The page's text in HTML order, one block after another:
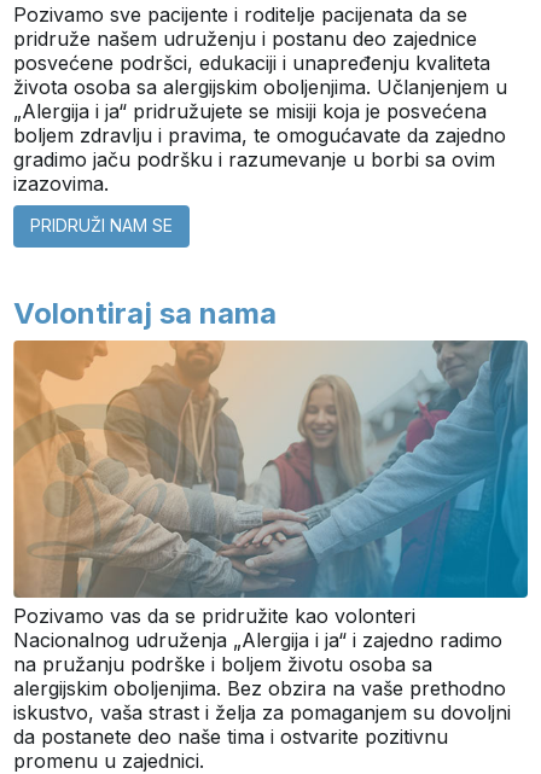
Pozivamo sve pacijente i roditelje pacijenata da se
pridruže našem udruženju i postanu deo zajednice
posvećene podršci, edukaciji i unapređenju kvaliteta
života osoba sa alergijskim oboljenjima. Učlanjenjem u
„Alergija i ja“ pridružujete se misiji koja je posvećena
boljem zdravlju i pravima, te omogućavate da zajedno
gradimo jaču podršku i razumevanje u borbi sa ovim
izazovima.
PRIDRUŽI NAM SE
Volontiraj sa nama
Pozivamo vas da se pridružite kao volonteri
Nacionalnog udruženja „Alergija i ja“ i zajedno radimo
na pružanju podrške i boljem životu osoba sa
alergijskim oboljenjima. Bez obzira na vaše prethodno
iskustvo, vaša strast i želja za pomaganjem su dovoljni
da postanete deo naše tima i ostvarite pozitivnu
promenu u zajednici.